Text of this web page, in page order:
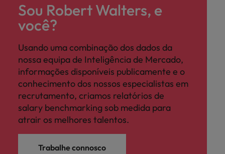
Sou Robert Walters, e
você?
Usando uma combinação dos dados da
nossa equipa de Inteligência de Mercado,
informações disponíveis publicamente e o
conhecimento dos nossos especialistas em
recrutamento, criamos relatórios de
salary benchmarking sob medida para
atrair os melhores talentos.
Trabalhe connosco